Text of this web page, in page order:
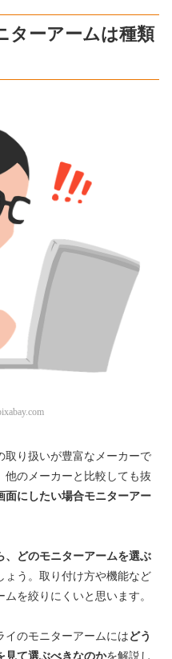
ターアームは種類
取り扱いが豊富なメーカーで
他のメーカーと比較しても抜
面にしたい場合モニターアー
、どのモニターアームを選ぶ
ょう。取り付け方や機能など
を絞りにくいと思います。
イのモニターアームには どう
見て選ぶべきなのかを解説し